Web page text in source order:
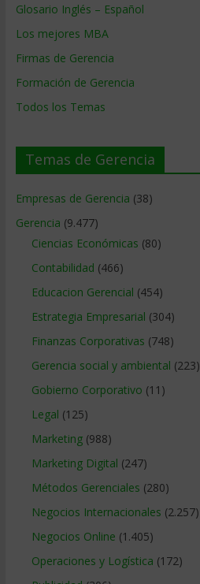
Glosario Inglés – Español
Los mejores MBA
Firmas de Gerencia
Formación de Gerencia
Todos los Temas
Temas de Gerencia
Empresas de Gerencia (38)
Gerencia (9.477)
Ciencias Económicas (80)
Contabilidad (466)
Educacion Gerencial (454)
Estrategia Empresarial (304)
Finanzas Corporativas (748)
Gerencia social y ambiental (223)
Gobierno Corporativo (11)
Legal (125)
Marketing(988)
Marketing Digital (247)
Métodos Gerenciales (280)
Negocios Internacionales (2.257)
Negocios Online (1.405)
Operaciones y Logística (172)